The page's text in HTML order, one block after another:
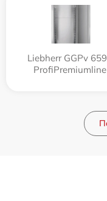
Liebherr GGPv
ProfiPremiumline